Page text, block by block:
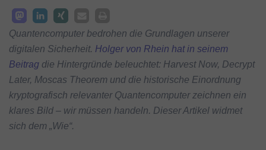
Quantencomputer bedrohen die Grundlagen unserer
digitalen Sicherheit. Holger von Rhein hat in seinem
Beitrag die Hintergründe beleuchtet: Harvest Now, Decrypt
Later, Moscas Theorem und die historische Einordnung
kryptografisch relevanter Quantencomputer zeichnen ein
klares Bild – wir müssen handeln. Dieser Artikel widmet
sich dem „Wie“.